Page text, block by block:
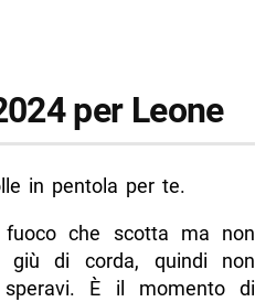
per Leone
in pentola per te.
che scotta ma non
giù di corda, quindi non
È il momento di